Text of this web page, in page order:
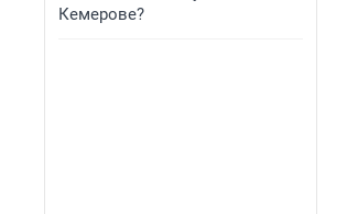
Кемерове?